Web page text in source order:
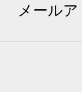
メール